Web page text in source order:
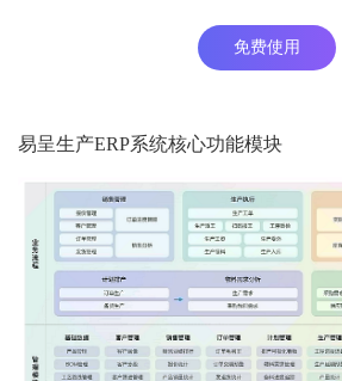
免费使用
易呈生产ERP系统核心功能模块